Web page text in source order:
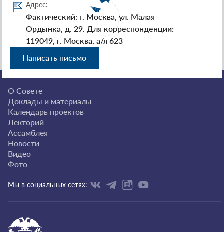
Адрес:
Фактический: г. Москва, ул. Малая
Ордынка, д. 29. Для корреспонденции:
119049, г. Москва, а/я 623
Написать письмо
О Совете
Доклады и материалы
Календарь проектов
Лекторий
Ассамблея
Новости
Видео
Фото
Мы в социальных сетях: